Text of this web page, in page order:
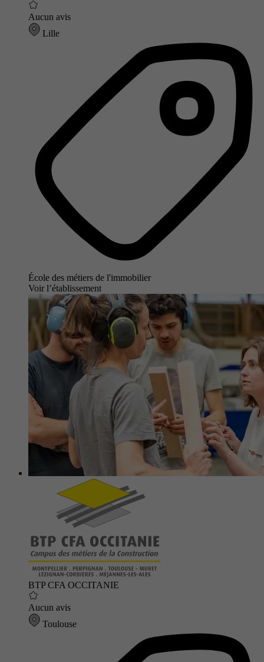
Aucun avis
Lille
École des métiers de l'immobilier
Voir l’établissement
BTP CFA OCCITANIE
Aucun avis
Toulouse